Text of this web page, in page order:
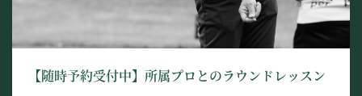
【随時予約受付中】所属プロとのラウンドレッスン